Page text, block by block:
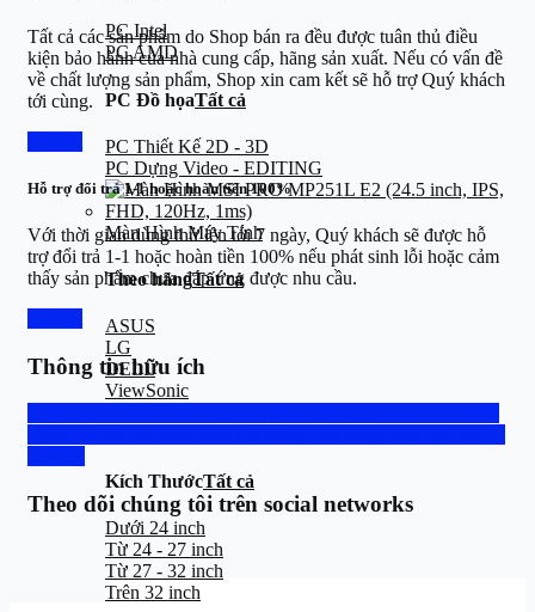
PC Intel
PC AMD
PC Đồ họaTất cả
PC Thiết Kế 2D - 3D
PC Dựng Video - EDITING
Màn Hình Máy Tính
Theo hãngTất cả
ASUS
LG
DELL
ViewSonic
Kích ThướcTất cả
Dưới 24 inch
Từ 24 - 27 inch
Từ 27 - 32 inch
Trên 32 inch
Tất cả các sản phẩm do Shop bán ra đều được tuân thủ điều
kiện bảo hành của nhà cung cấp, hãng sản xuất. Nếu có vấn đề
về chất lượng sản phẩm, Shop xin cam kết sẽ hỗ trợ Quý khách
tới cùng.
Hỗ trợ đổi trả 1-1 hoặc hoàn tiền 100%
Với thời gian dùng thử lên tới 7 ngày, Quý khách sẽ được hỗ
trợ đổi trả 1-1 hoặc hoàn tiền 100% nếu phát sinh lỗi hoặc cảm
thấy sản phẩm chưa đáp ứng được nhu cầu.
Thông tin hữu ích
Theo dõi chúng tôi trên social networks